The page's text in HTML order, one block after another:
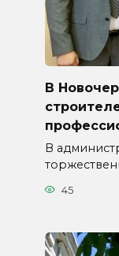
В
В
45